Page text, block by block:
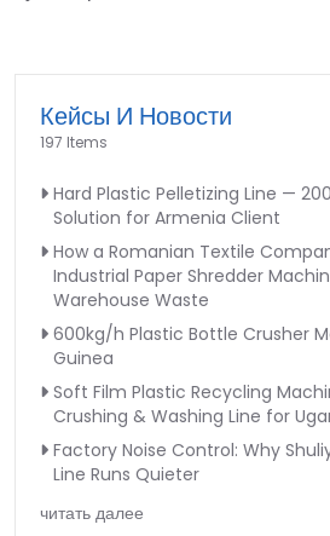
Кейсы И Новости
197 Items
Hard Plastic Pelletizing Line —
Solution for Armenia Client
How a Romanian Textile
Industrial Paper Shredder
Warehouse Waste
600kg/h Plastic Bottle Crusher
Guinea
Soft Film Plastic Recycling
Crushing & Washing Line for
Factory Noise Control: Why
Line Runs Quieter
читать далее